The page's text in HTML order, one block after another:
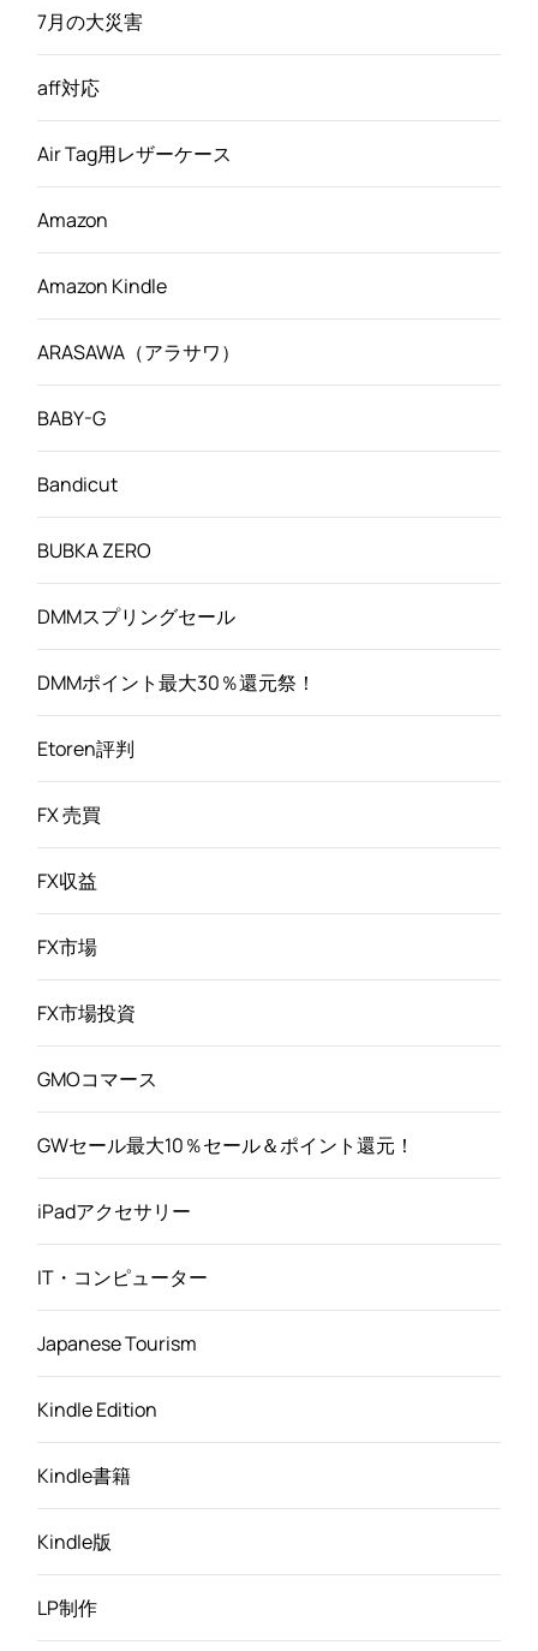
7月の大災害
aff対応
Air Tag用レザーケース
Amazon
Amazon Kindle
ARASAWA（アラサワ）
BABY-G
Bandicut
BUBKA ZERO
DMMスプリングセール
DMMポイント最大30％還元祭！
Etoren評判
FX 売買
FX収益
FX市場
FX市場投資
GMOコマース
GWセール最大10％セール＆ポイント還元！
iPadアクセサリー
IT・コンピューター
Japanese Tourism
Kindle Edition
Kindle書籍
Kindle版
LP制作